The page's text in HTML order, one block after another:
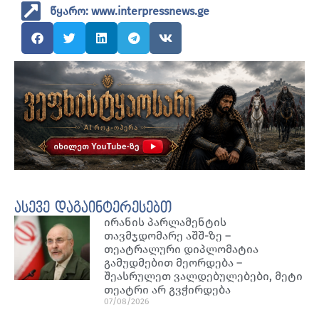
წყარო: www.interpressnews.ge
ასევე დაგაინტერესებთ
ირანის პარლამენტის
თავმჯდომარე აშშ-ზე –
თეატრალური დიპლომატია
გამუდმებით მეორდება –
შეასრულეთ ვალდებულებები, მეტი
თეატრი არ გვჭირდება
07/08/2026